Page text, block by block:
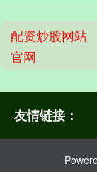
配资炒股网站
官网
友情链接：